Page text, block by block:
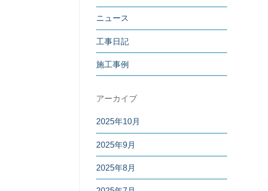
ニュース
工事日記
施工事例
アーカイブ
2025年10月
2025年9月
2025年8月